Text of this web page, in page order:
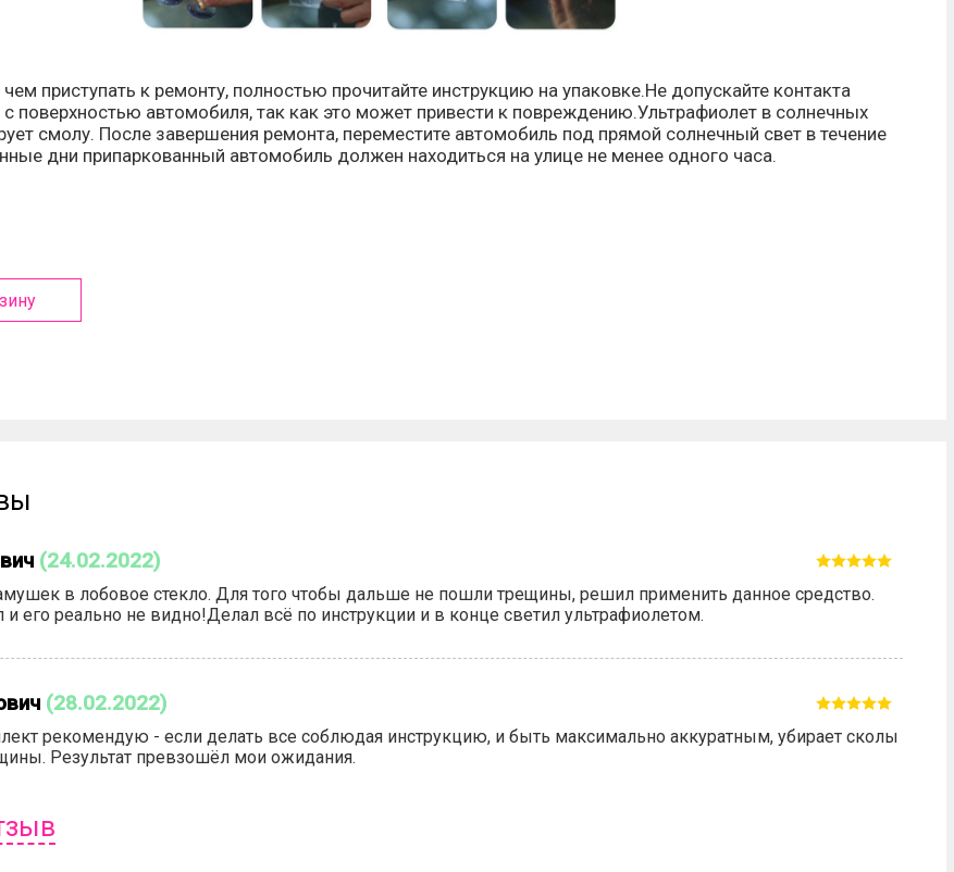
приступать к ремонту, полностью прочитайте инструкцию на упаковке.Не допускайте контакта
поверхностью автомобиля, так как это может привести к повреждению.Ультрафиолет в солнечных
смолу. После завершения ремонта, переместите автомобиль под прямой солнечный свет в течение
дни припаркованный автомобиль должен находиться на улице не менее одного часа.
(24.02.2022)
в лобовое стекло. Для того чтобы дальше не пошли трещины, решил применить данное средство.
и его реально не видно!Делал всё по инструкции и в конце светил ультрафиолетом.
(28.02.2022)
рекомендую - если делать все соблюдая инструкцию, и быть максимально аккуратным, убирает сколы
Результат превзошёл мои ожидания.